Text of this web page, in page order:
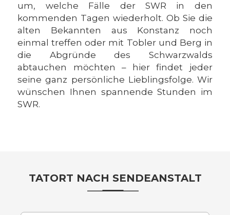
um, welche Fälle der SWR in den
kommenden Tagen wiederholt. Ob Sie die
alten Bekannten aus Konstanz noch
einmal treffen oder mit Tobler und Berg in
die Abgründe des Schwarzwalds
abtauchen möchten – hier findet jeder
seine ganz persönliche Lieblingsfolge. Wir
wünschen Ihnen spannende Stunden im
SWR.
TATORT NACH SENDEANSTALT